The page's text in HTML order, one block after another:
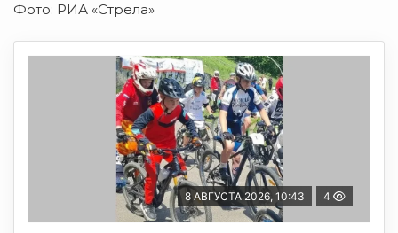
Фото: РИА «Стрела»
8 АВГУСТА 2026, 10:43 4